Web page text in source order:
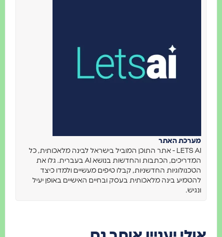
האתר
LETS AI - אתר התוכן המוביל בישראל לבינה מלאכותית, כל
המדריכים, הכתבות והחדשות בנושא AI בעברית. גלו את
החדשניות, קבלו טיפים מעשיים ולמדו כיצד
בינה מלאכותית בעסק ובחיים האישיים באופן יעיל